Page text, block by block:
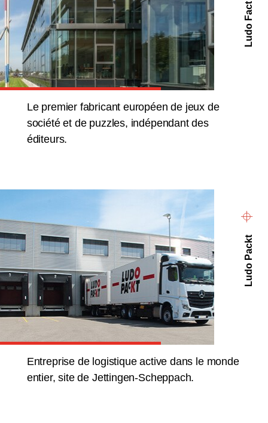
Ludo Fact
Le premier fabricant européen de jeux de
société et de puzzles, indépendant des
éditeurs.
Ludo Packt
Entreprise de logistique active dans le monde
entier, site de Jettingen-Scheppach.